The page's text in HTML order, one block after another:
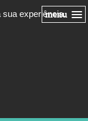
sua experiência.
menu